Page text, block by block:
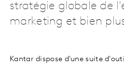
stratégie globale de
marketing et bien
Kantar dispose d'une suite